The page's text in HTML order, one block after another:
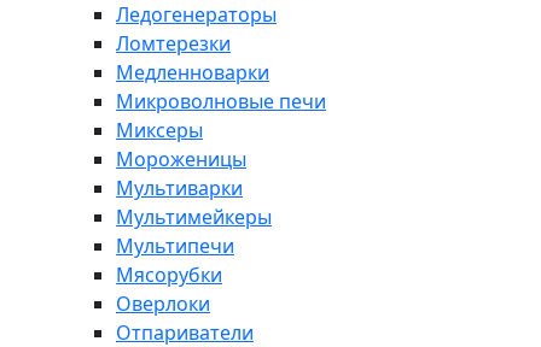
Ледогенераторы
Ломтерезки
Медленноварки
Микроволновые печи
Миксеры
Мороженицы
Мультиварки
Мультимейкеры
Мультипечи
Мясорубки
Оверлоки
Отпариватели